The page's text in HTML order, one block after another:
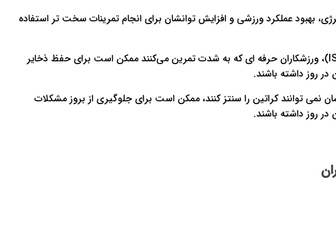
بهبود عملکرد ورزشی و افزایش توانشان برای انجام تمرینات سخت تر استفاده
طبق گفته انجمن بین‌المللی تغذیه ورزشی (ISSN)، ورزشکاران حرفه ای که به شدت تمرین می‌کنند ممکن است برای حفظ ذخایر
نمی توانند کراتین را سنتز کنند، ممکن است برای جلوگیری از بروز مشکلات